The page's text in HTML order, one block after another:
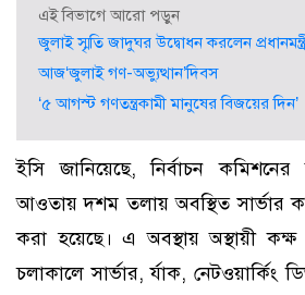
এই বিভাগে আরো পড়ুন
জুলাই স্মৃতি জাদুঘর উদ্বোধন করলেন
আজ‘জুলাই গণ-অভ্যুত্থান’দিবস
‘৫ আগস্ট গণতন্ত্রকামী মানুষের বিজয়ের দিন’
ইসি জানিয়েছে, নির্বাচন
আওতায় দশম তলায় অবস্থিত সার্ভার
করা হয়েছে। এ অবস্থায় অস্থায়ী কক্ষ
চলাকালে সার্ভার, র্যাক,